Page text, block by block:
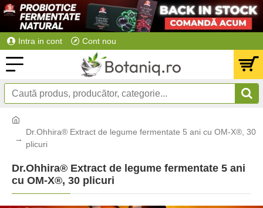
Intra in cont Cont nou
Dr.Ohhira® Extract de legume fermentate 5 ani cu OM-X®, 30
plicuri
Dr.Ohhira® Extract de legume fermentate 5 ani
cu OM-X®, 30 plicuri